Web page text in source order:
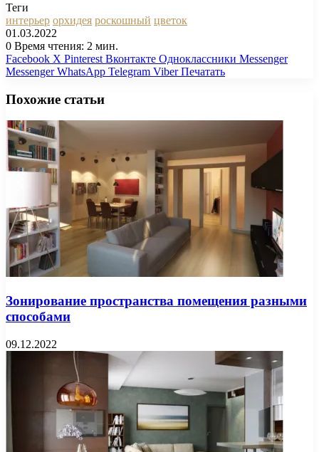
Теги
интерьер орхидея роскошный цветок
01.03.2022
0 Время чтения: 2 мин.
Facebook X Pinterest Вконтакте Одноклассники Messenger
Messenger WhatsApp Telegram Viber Печатать
Похожие статьи
Зонирование пространства помещения разными
способами
09.12.2022